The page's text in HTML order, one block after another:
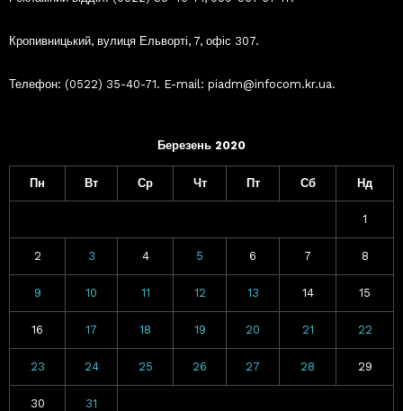
Кропивницький, вулиця Ельворті, 7, офіс 307.
Телефон: (0522) 35-40-71. E-mail: piadm@infocom.kr.ua.
Березень 2020
Пн Вт Ср Чт Пт Сб Нд
1
2 3 4 5 6 7 8
9 10 11 12 13 14 15
16 17 18 19 20 21 22
23 24 25 26 27 28 29
30 31